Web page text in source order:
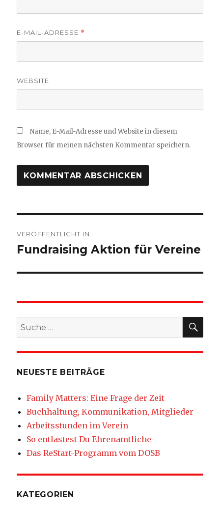
E-MAIL-ADRESSE *
WEBSITE
Name, E-Mail-Adresse und Website in diesem
Browser für meinen nächsten Kommentar speichern.
VERÖFFENTLICHT IN
Fundraising Aktion für Vereine
Suche
nach:
NEUESTE BEITRÄGE
Family Matters: Eine Frage der Zeit
Buchhaltung, Kommunikation, Mitglieder
Arbeitsstunden im Verein
So entlastest Du Ehrenamtliche
Das ReStart-Programm vom DOSB
KATEGORIEN